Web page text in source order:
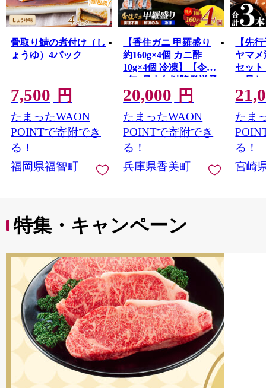
骨取り鯖の煮付け（し
ょうゆ）4パック
7,500 円
たまったWAON
POINTで寄附でき
る！
福岡県福智町
【香住ガニ 甲羅盛り
約160g×4個 カニ酢
10g×4個 冷凍】【令和
8年9月中旬以降発送予
定】 大人気 おすすめ
国産 小分け 便利 鮮度
抜群 むき身 たっぷり
丸々1杯分 甘み 関西唯
一 ランキング 兵庫県
香美町 カニ かに 蟹 紅
ガニ ベニズワイガニ
20,000 円
たまったWAON
POINTで寄附でき
る！
兵庫県香美町
【先
ヤマ
セット
の尺
70g×2
(約
宮崎
メ ヤ
わせ
のし対
贈り物
たま
る！
宮崎
特集・キャンペーン